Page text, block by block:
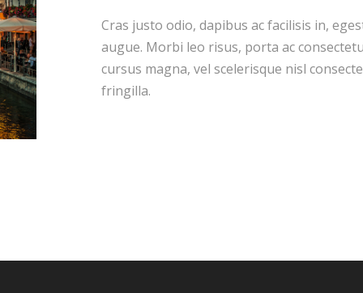
Cras justo odio, dapibus ac facilisis in,
augue. Morbi leo risus, porta ac
cursus magna, vel scelerisque nisl
fringilla.